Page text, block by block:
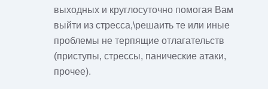
выходных и круглосуточно помогая Вам
выйти из стресса,\решаить те или иные
проблемы не терпящие отлагательств
(приступы, стрессы, панические атаки,
прочее).